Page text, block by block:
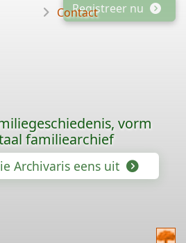
Registreer nu
Contact
vorm
familiearchief
Archivaris eens uit